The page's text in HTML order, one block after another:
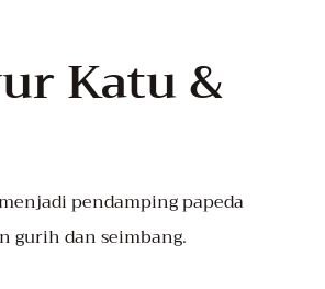
Katu &
pendamping papeda
gurih dan seimbang.